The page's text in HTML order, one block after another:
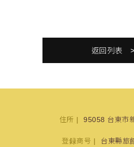
返回列表
住所 95058 台東市
登録商号 台東縣旅